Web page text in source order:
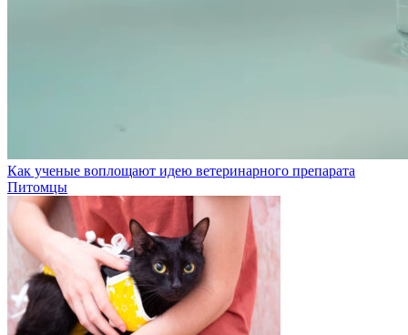
Как ученые воплощают идею ветеринарного препарата
Питомцы